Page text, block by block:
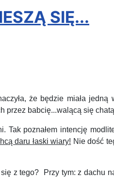
SIĘ...
że będzie miała jedną
przez babcię...walącą się
poznałem intencję
daru łaski wiary! Nie dość
z tego? Przy tym: z dachu